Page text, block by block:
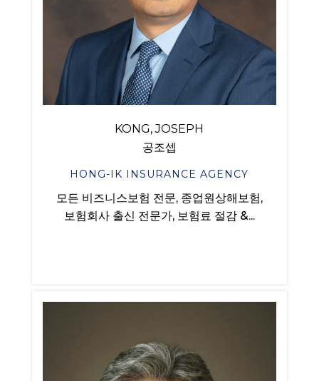
KONG, JOSEPH
공조셉
HONG-IK INSURANCE AGENCY
모든 비즈니스보험 전문, 종업원상해보험,
보험회사 출신 전문가, 보험료 절감 &...